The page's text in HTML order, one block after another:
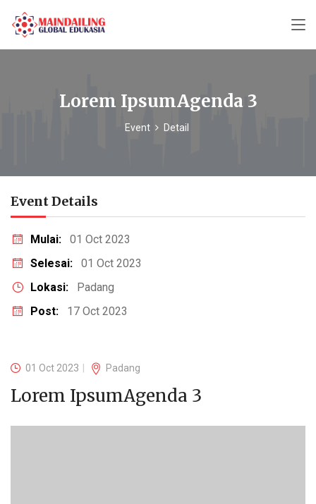
Lorem IpsumAgenda 3
Event Detail
Event Details
Mulai:
01 Oct 2023
Selesai:
01 Oct 2023
Lokasi:
Padang
Post:
17 Oct 2023
01 Oct 2023 Padang
Lorem IpsumAgenda 3